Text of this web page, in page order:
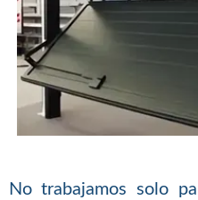
No trabajamos solo